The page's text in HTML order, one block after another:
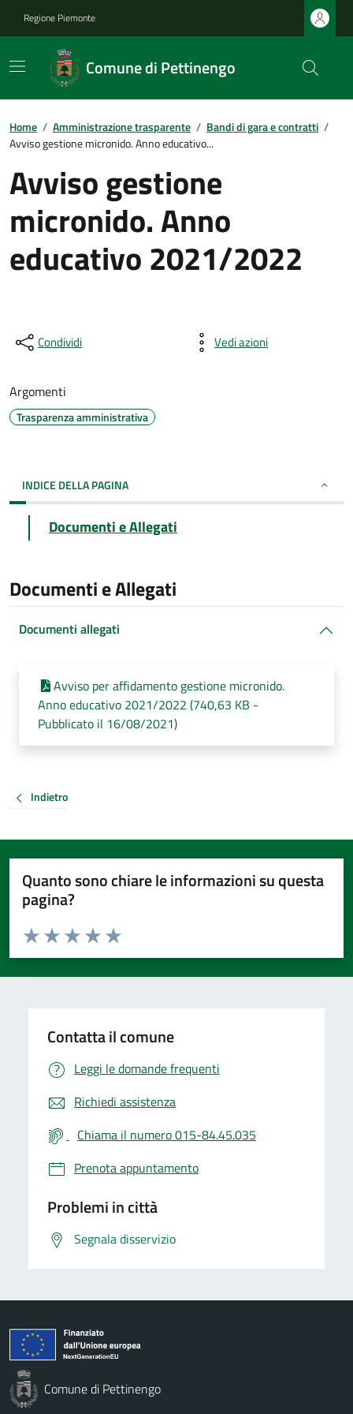
Regione Piemonte
Comune di Pettinengo
Home / Amministrazione trasparente / Bandi di gara e contratti /
Avviso gestione micronido. Anno educativo...
Avviso gestione
micronido. Anno
educativo 2021/2022
Condividi Vedi azioni
Argomenti
Trasparenza amministrativa
INDICE DELLA PAGINA
Documenti e Allegati
Documenti e Allegati
Documenti allegati
Avviso per affidamento gestione micronido.
Anno educativo 2021/2022 (740,63 KB -
Pubblicato il 16/08/2021)
Indietro
Quanto sono chiare le informazioni su questa
pagina?
Valuta da 1 a 5 stelle la pagina
Valuta 5 stelle su 5
Valuta 4 stelle su 5
Valuta 3 stelle su 5
Valuta 2 stelle su 5
Valuta 1 stelle su 5
Contatta il comune
Leggi le domande frequenti
Richiedi assistenza
Chiama il numero 015-84.45.035
Prenota appuntamento
Problemi in città
Segnala disservizio
Comune di Pettinengo